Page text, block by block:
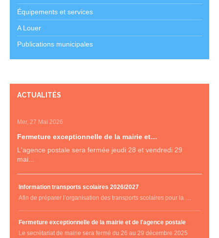
Équipements et services
A Louer
Publications municipales
ACTUALITÉS
Mer, 27 Mai 2026
Fermeture exceptionnelle de la mairie et…
L'agence postale sera fermée jeudi 28 et vendredi 29
mai...
Information transports scolaires 2026/2027
Afin de préparer l’organisation des transports scolaires pour la …
Fermeture exceptionnelle de la mairie et de l'agence postale
Le secrétariat de mairie sera fermé du 26 au 29 décembre 2025